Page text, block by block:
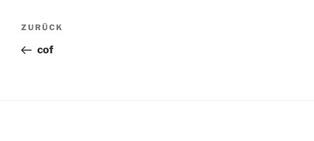
Beitragsnavigation
Vorheriger
Beitrag
ZURÜCK
cof